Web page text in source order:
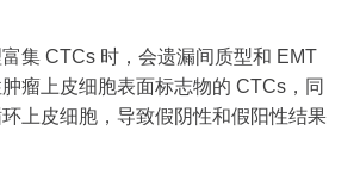
集 CTCs 时，会遗漏间质型和 EMT
瘤上皮细胞表面标志物的 CTCs，同
上皮细胞，导致假阴性和假阳性结果